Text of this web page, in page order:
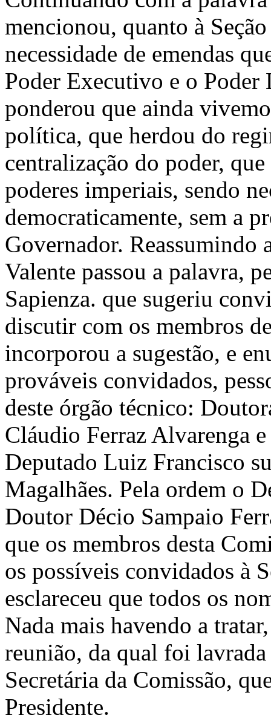
mencionou, quanto à
necessidade de emendas
Poder Executivo e o
ponderou que ainda
política, que herdou do
centralização do poder,
poderes imperiais, sendo
democraticamente, sem a
Governador. Reassumindo
Valente passou a palavra,
Sapienza. que sugeriu
discutir com os membros
incorporou a sugestão, e
prováveis convidados,
deste órgão técnico:
Cláudio Ferraz Alvarenga
Deputado Luiz Francisco
Magalhães. Pela ordem o
Doutor Décio Sampaio
que os membros desta
os possíveis convidados à
esclareceu que todos os
Nada mais havendo a
reunião, da qual foi
Secretária da Comissão,
Presidente.